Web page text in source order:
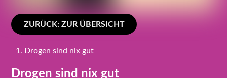
ZURÜCK: ZUR ÜBERSICHT
Drogen sind nix gut
Drogen sind nix gut